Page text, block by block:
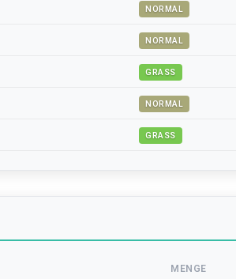
NORMAL
NORMAL
GRASS
NORMAL
GRASS
MENGE